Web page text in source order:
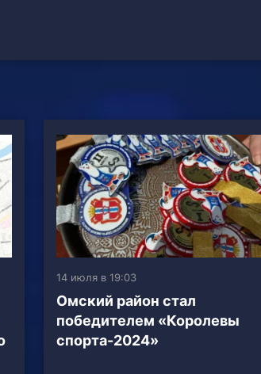
14 июля в 19:03
Омский район стал
победителем «Королевы
спорта-2024»